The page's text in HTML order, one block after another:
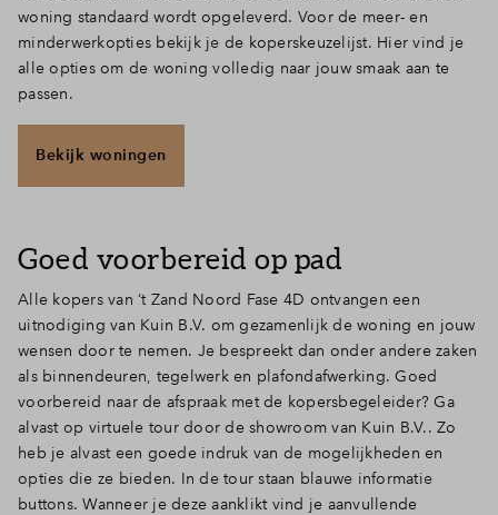
woning standaard wordt opgeleverd. Voor de meer- en
minderwerkopties bekijk je de koperskeuzelijst. Hier vind je
alle opties om de woning volledig naar jouw smaak aan te
passen.
Bekijk woningen
Goed voorbereid op pad
Alle kopers van ‘t Zand Noord Fase 4D ontvangen een
uitnodiging van Kuin B.V. om gezamenlijk de woning en jouw
wensen door te nemen. Je bespreekt dan onder andere zaken
als binnendeuren, tegelwerk en plafondafwerking. Goed
voorbereid naar de afspraak met de kopersbegeleider? Ga
alvast op virtuele tour door de showroom van Kuin B.V.. Zo
heb je alvast een goede indruk van de mogelijkheden en
opties die ze bieden. In de tour staan blauwe informatie
buttons. Wanneer je deze aanklikt vind je aanvullende